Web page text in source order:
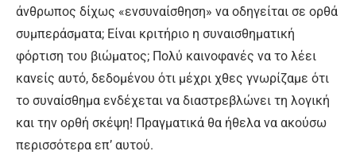
άνθρωπος δίχως «ενσυναίσθηση» να οδηγείται σε ορθά
συμπεράσματα; Είναι κριτήριο η συναισθηματική
φόρτιση του βιώματος; Πολύ καινοφανές να το λέει
κανείς αυτό, δεδομένου ότι μέχρι χθες γνωρίζαμε ότι
το συναίσθημα ενδέχεται να διαστρεβλώνει τη λογική
και την ορθή σκέψη! Πραγματικά θα ήθελα να ακούσω
περισσότερα επ’ αυτού.